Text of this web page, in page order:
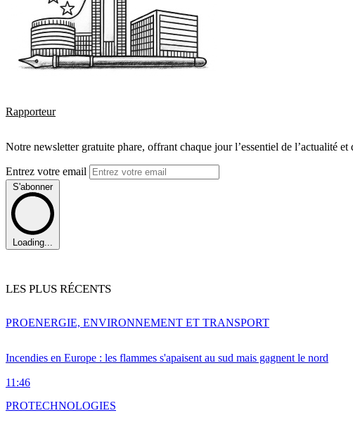
Rapporteur
Notre newsletter gratuite phare, offrant chaque jour l’essentiel de l’actualité
Entrez votre email
S'abonner
Loading...
LES PLUS RÉCENTS
Incendies en Europe : les flammes s'apaisent au sud mais gagnent le nord
11:46
PROENERGIE, ENVIRONNEMENT ET TRANSPORT
PROTECHNOLOGIES